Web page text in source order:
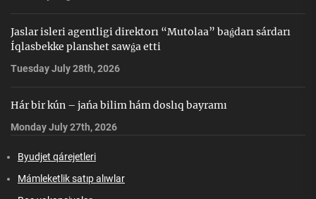
Jaslar isleri agentligi direktorı “Mutolaa” baǵdarı sárdarı
Íqlasbekke planshet sawǵa etti
Tuesday July 28th, 2026
Hár bir kún – jańa bilim hám doslıq bayramı
Monday July 27th, 2026
Byudjet qárejetleri
Mámleketlik satıp alıwlar